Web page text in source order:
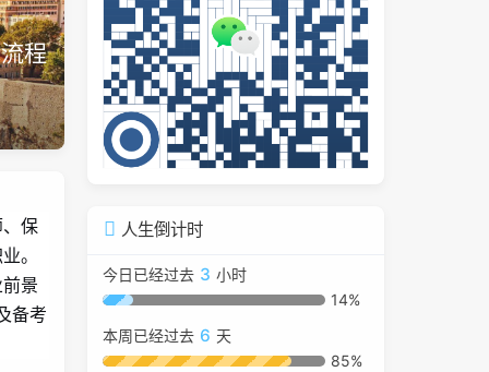
程
保
。
景
备考
人生倒计时
今日已经过去 3 小时
14%
本周已经过去 6 天
85%